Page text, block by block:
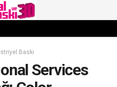
Baskı
Services